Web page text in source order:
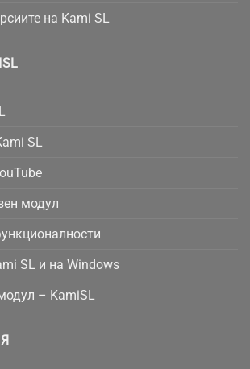
на Kami SL
SL
модул
SL и на Windows
– KamiSL